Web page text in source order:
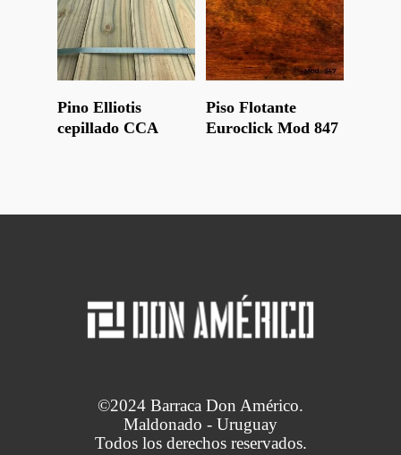
Pino Elliotis
cepillado CCA
Piso Flotante
Euroclick Mod 847
©2024 Barraca Don Américo.
Maldonado - Uruguay
Todos los derechos reservados.